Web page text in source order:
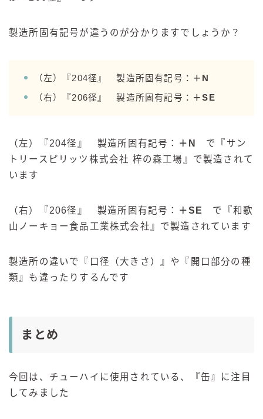
製造所固有記号が違うのが分かりますでしょうか？
（左）『204径』 製造所固有記号： ＋N
（右）『206径』 製造所固有記号： ＋SE
（左）『204径』 製造所固有記号： ＋N で『 サン
トリースピリッツ株式会社 梓の森工場』 で製造されて
います
（右）『206径』 製造所固有記号： ＋SE で『和歌
山ノーキョー食品工業株式会社 』で製造されています
製造所の違いで『口径（大きさ）』や『開口部分の種
類』も違ったりするんです
まとめ
今回は、チューハイに使用されている、『缶』に注目
してみました